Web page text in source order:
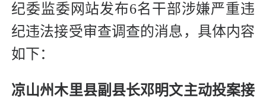
纪委监委网站发布6名干部涉嫌严重违
纪违法接受审查调查的消息，具体内容
如下：
凉山州木里县副县长邓明文主动投案接